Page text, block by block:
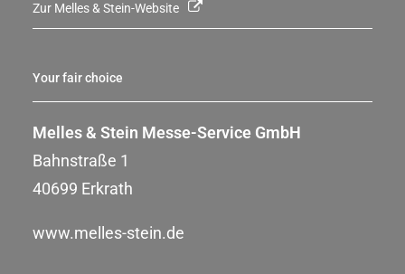
Zur Melles & Stein-Website
Your fair choice
Melles & Stein Messe-Service GmbH
Bahnstraße 1
40699 Erkrath
www.melles-stein.de